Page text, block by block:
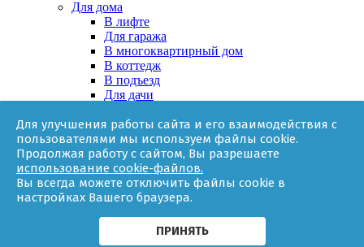
Для улучшения работы сайта и его взаимодействия с
пользователями мы используем файлы cookie.
Продолжая работу с сайтом, Вы разрешаете
использование cookie-файлов.
Вы всегда можете отключить файлы cookie в
настройках Вашего браузера.
ПРИНЯТЬ
Для дома
В лифте
Для гаража
В многоквартирный дом
В коттедж
В подъезд
Для дачи
За няней
В квартире
Для ТСЖ
Оборудование
Онлайн-калькулятор
Гарантии
О компании